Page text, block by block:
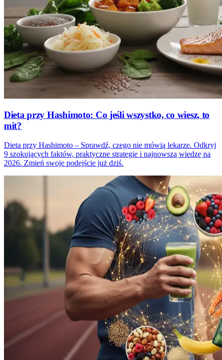
Dieta przy Hashimoto: Co jeśli wszystko, co wiesz, to
mit?
Dieta przy Hashimoto – Sprawdź, czego nie mówią lekarze. Odkryj
9 szokujących faktów, praktyczne strategie i najnowszą wiedzę na
2026. Zmień swoje podejście już dziś.